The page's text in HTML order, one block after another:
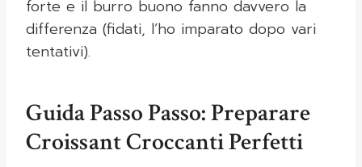
forte e il burro buono fanno davvero la
differenza (fidati, l’ho imparato dopo vari
tentativi).
Guida Passo Passo: Preparare
Croissant Croccanti Perfetti